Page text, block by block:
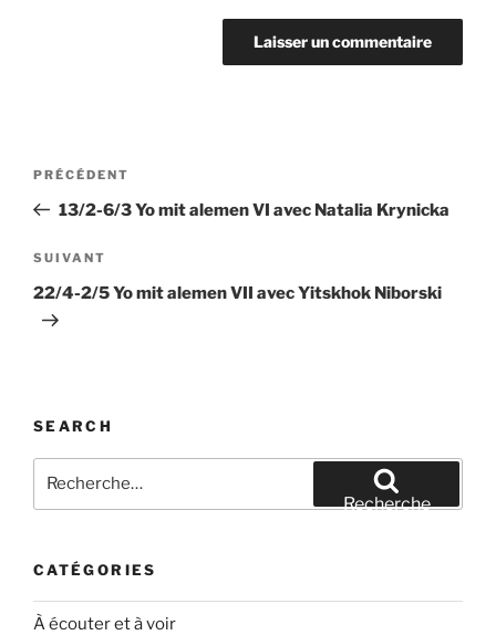
Navigation
l’article
Article
précédent
PRÉCÉDENT
13/2-6/3 Yo mit alemen VI avec Natalia Krynicka
Article
suivant
SUIVANT
22/4-2/5 Yo mit alemen VII avec Yitskhok Niborski
SEARCH
pour
Recherche
CATÉGORIES
À écouter et à voir